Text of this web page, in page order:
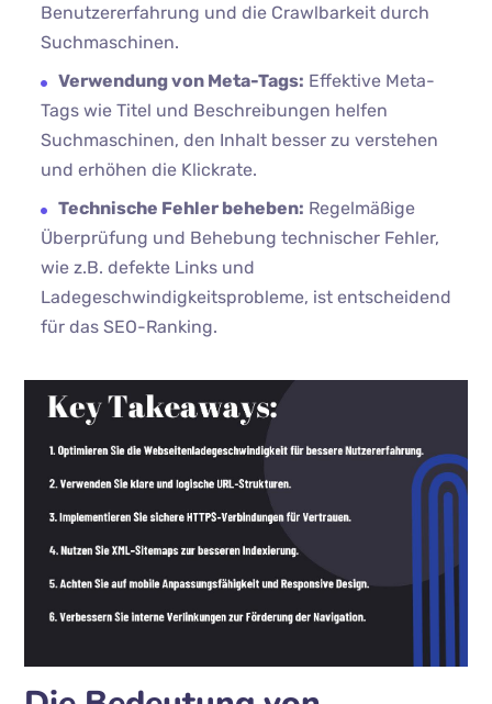
Benutzererfahrung und die Crawlbarkeit durch
Suchmaschinen.
Verwendung von Meta-Tags: Effektive Meta-
Tags wie Titel und Beschreibungen helfen
Suchmaschinen, den Inhalt besser zu verstehen
und erhöhen die Klickrate.
Technische Fehler beheben: Regelmäßige
Überprüfung und Behebung technischer Fehler,
wie z.B. defekte Links und
Ladegeschwindigkeitsprobleme, ist entscheidend
für das SEO-Ranking.